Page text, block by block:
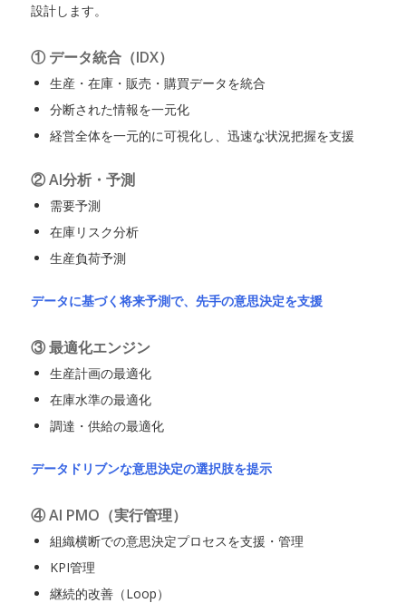
設計します。
① データ統合（IDX）
生産・在庫・販売・購買データを統合
分断された情報を一元化
経営全体を一元的に可視化し、迅速な状況把握を支援
② AI分析・予測
需要予測
在庫リスク分析
生産負荷予測
データに基づく将来予測で、先手の意思決定を支援
③ 最適化エンジン
生産計画の最適化
在庫水準の最適化
調達・供給の最適化
データドリブンな意思決定の選択肢を提示
④ AI PMO（実行管理）
組織横断での意思決定プロセスを支援・管理
KPI管理
継続的改善（Loop）